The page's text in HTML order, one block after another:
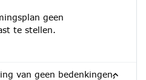
geen
te stellen.
van geen bedenkingen,